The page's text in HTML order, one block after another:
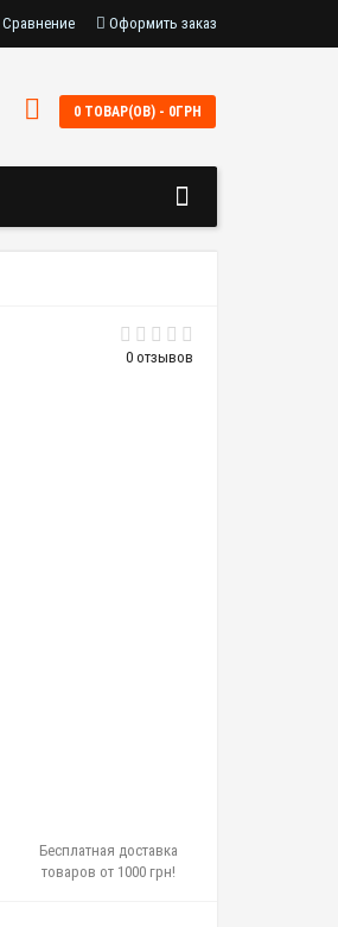
Сравнение Оформить заказ
0 ТОВАР(ОВ) - 0ГРН
0 отзывов
Бесплатная доставка
товаров от 1000 грн!